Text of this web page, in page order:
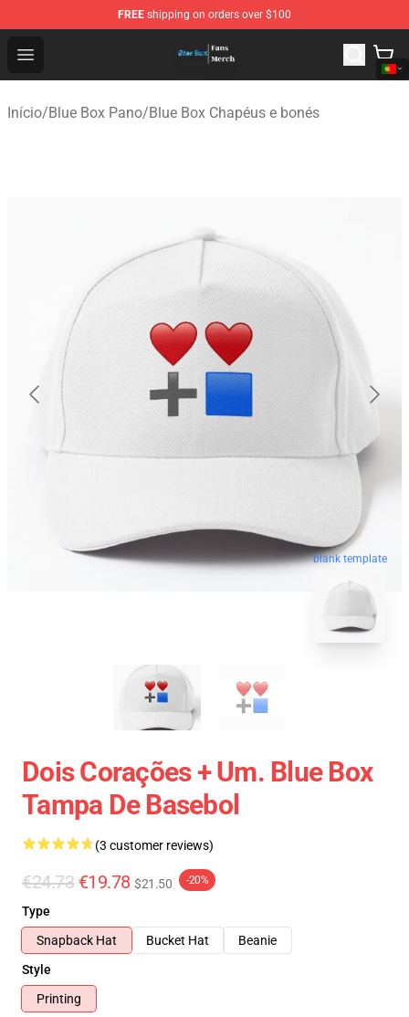
FREE shipping on orders over $100
Open menu
Blue Box Store - Official Blue Box Merchandise Shop
Início/Blue Box Pano/Blue Box Chapéus e bonés
blank template
Dois Corações + Um. Blue Box
Tampa De Basebol
(3 customer reviews)
€24.73 €19.78 $21.50 -20%
Type
Snapback Hat
Bucket Hat
Beanie
Style
Printing